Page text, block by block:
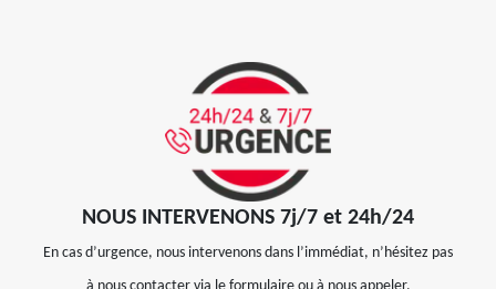
NOUS INTERVENONS 7j/7 et 24h/24
En cas d’urgence, nous intervenons dans l’immédiat, n’hésitez pas